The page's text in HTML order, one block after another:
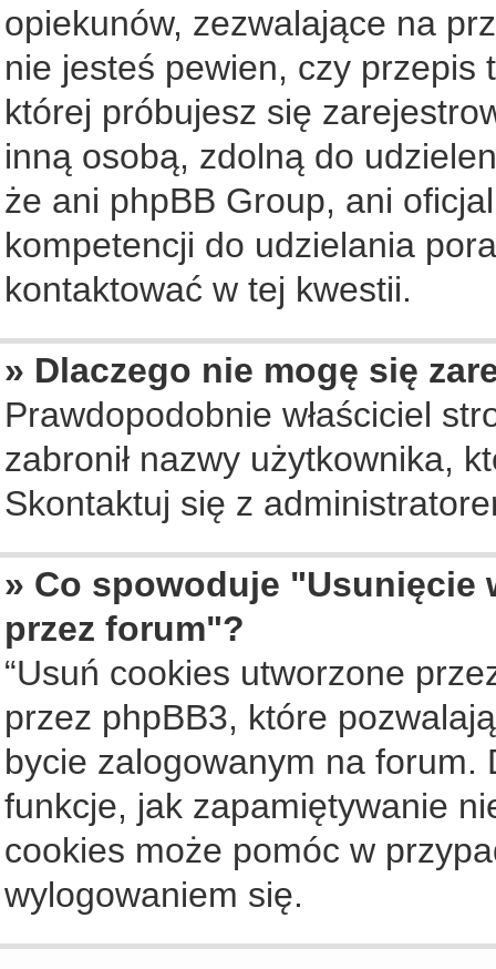
opiekunów, zezwalające na
nie jesteś pewien, czy przepis
której próbujesz się
inną osobą, zdolną do
że ani phpBB Group, ani
kompetencji do udzielania
kontaktować w tej kwestii.
» Dlaczego nie mogę się
Prawdopodobnie właściciel
zabronił nazwy użytkownika,
Skontaktuj się z
» Co spowoduje
przez forum"?
“Usuń cookies utworzone
przez phpBB3, które
bycie zalogowanym na forum.
funkcje, jak zapamiętywanie
cookies może pomóc w
wylogowaniem się.